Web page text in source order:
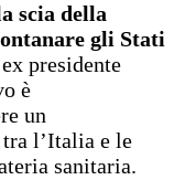
scia della
gli Stati
presidente
è
un
l’Italia e le
sanitaria.